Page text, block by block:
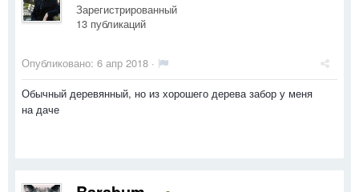
Зарегистрированный
13 публикаций
Опубликовано: 6 апр 2018 ·
Обычный деревянный, но из хорошего дерева забор у меня
на даче